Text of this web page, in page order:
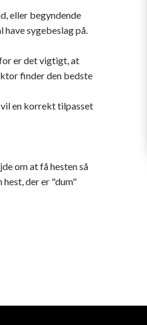
eller begyndende
sygebeslag på.
er det vigtigt, at
finder den bedste
en korrekt tilpasset
om at få hesten så
der er "dum"